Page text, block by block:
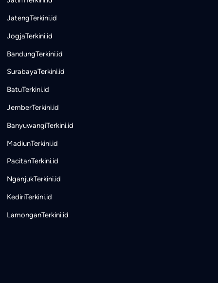
JatengTerkini.id
JogjaTerkini.id
BandungTerkini.id
SurabayaTerkini.id
BatuTerkini.id
JemberTerkini.id
BanyuwangiTerkini.id
MadiunTerkini.id
PacitanTerkini.id
NganjukTerkini.id
KediriTerkini.id
LamonganTerkini.id